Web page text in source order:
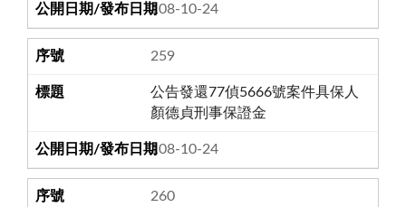
108-10-24
259
公告發還77偵5666號案件具保人
顏德貞刑事保證金
108-10-24
260